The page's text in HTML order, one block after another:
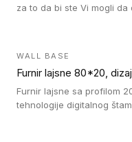
za to da bi ste Vi mogli
WALL BASE
Furnir lajsne 80*20,
Furnir lajsne sa profilom
tehnologije digitalnog